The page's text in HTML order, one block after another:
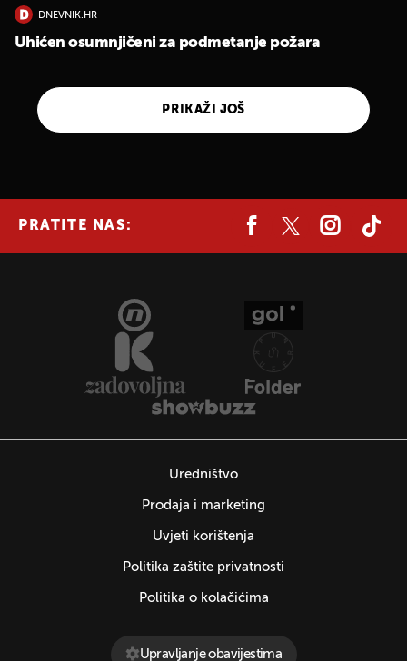
DNEVNIK.HR
Uhićen osumnjičeni za podmetanje požara
PRIKAŽI JOŠ
PRATITE NAS:
Uredništvo
Prodaja i marketing
Uvjeti korištenja
Politika zaštite privatnosti
Politika o kolačićima
Upravljanje obavijestima